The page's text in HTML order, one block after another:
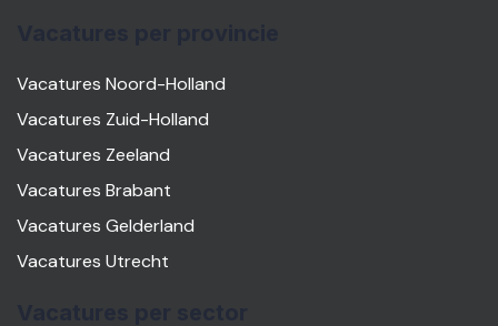
Vacatures Noord-Holland
Vacatures Zuid-Holland
Vacatures Zeeland
Vacatures Brabant
Vacatures Gelderland
Vacatures Utrecht